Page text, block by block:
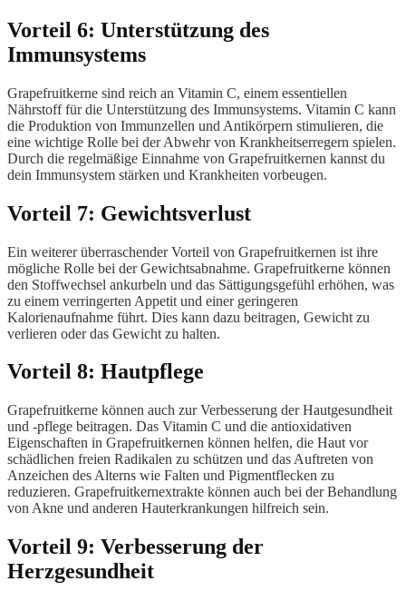
Vorteil 6: Unterstützung des
Immunsystems
Grapefruitkerne sind reich an Vitamin C, einem essentiellen
Nährstoff für die Unterstützung des Immunsystems. Vitamin C kann
die Produktion von Immunzellen und Antikörpern stimulieren, die
eine wichtige Rolle bei der Abwehr von Krankheitserregern spielen.
Durch die regelmäßige Einnahme von Grapefruitkernen kannst du
dein Immunsystem stärken und Krankheiten vorbeugen.
Vorteil 7: Gewichtsverlust
Ein weiterer überraschender Vorteil von Grapefruitkernen ist ihre
mögliche Rolle bei der Gewichtsabnahme. Grapefruitkerne können
den Stoffwechsel ankurbeln und das Sättigungsgefühl erhöhen, was
zu einem verringerten Appetit und einer geringeren
Kalorienaufnahme führt. Dies kann dazu beitragen, Gewicht zu
verlieren oder das Gewicht zu halten.
Vorteil 8: Hautpflege
Grapefruitkerne können auch zur Verbesserung der Hautgesundheit
und -pflege beitragen. Das Vitamin C und die antioxidativen
Eigenschaften in Grapefruitkernen können helfen, die Haut vor
schädlichen freien Radikalen zu schützen und das Auftreten von
Anzeichen des Alterns wie Falten und Pigmentflecken zu
reduzieren. Grapefruitkernextrakte können auch bei der Behandlung
von Akne und anderen Hauterkrankungen hilfreich sein.
Vorteil 9: Verbesserung der
Herzgesundheit